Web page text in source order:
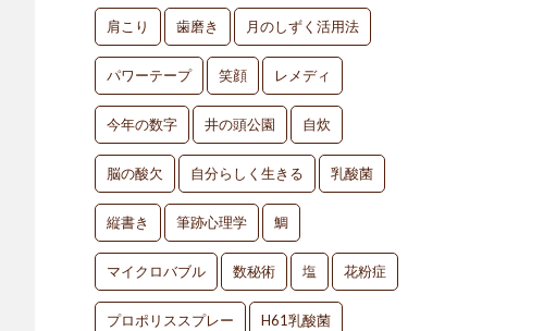
肩こり 歯磨き 月のしずく活用法
パワーテープ 笑顔 レメディ
今年の数字 井の頭公園 自炊
脳の酸欠 自分らしく生きる 乳酸菌
縦書き 筆跡心理学 鯛
マイクロバブル 数秘術 塩 花粉症
プロポリススプレー H61乳酸菌